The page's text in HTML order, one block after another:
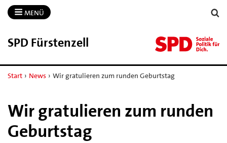
MENÜ
SPD Fürstenzell
Start › News › Wir gratulieren zum runden Geburtstag
Wir gratulieren zum runden
Geburtstag